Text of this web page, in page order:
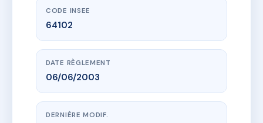
CODE INSEE
64102
DATE RÈGLEMENT
06/06/2003
DERNIÈRE MODIF.